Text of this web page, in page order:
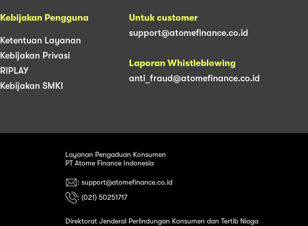
Kebijakan Pengguna
Ketentuan Layanan
Kebijakan Privasi
RIPLAY
Kebijakan SMKI
Untuk customer
support@atomefinance.co.id
Laporan Whistleblowing
anti_fraud@atomefinance.co.id
Layanan Pengaduan Konsumen
PT Atome Finance Indonesia
: support@atomefinance.co.id
: (021) 50251717
Direktorat Jenderal Perlindungan Konsumen dan Tertib Niaga